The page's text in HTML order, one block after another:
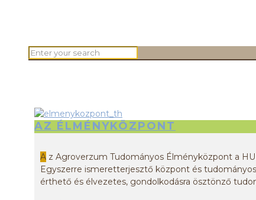
AZ ÉLMÉNYKÖZPONT
A z Agroverzum Tudományos Élményközpont a
Egyszerre ismeretterjesztő központ és
érthető és élvezetes, gondolkodásra ösztönző